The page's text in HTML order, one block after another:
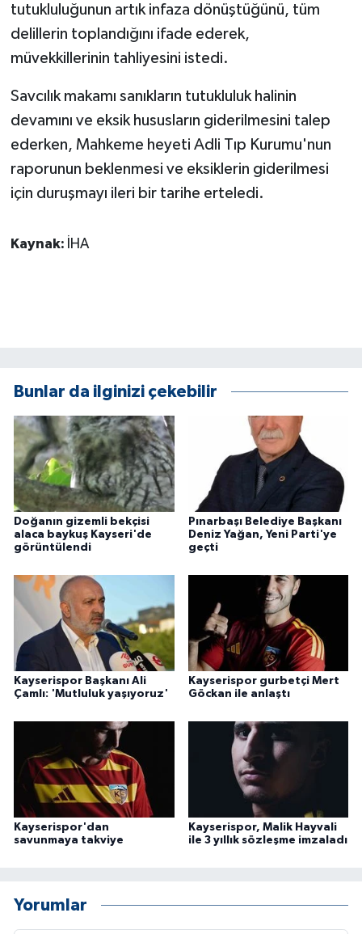
tutukluluğunun artık infaza dönüştüğünü, tüm
delillerin toplandığını ifade ederek,
müvekkillerinin tahliyesini istedi.
Savcılık makamı sanıkların tutukluluk halinin
devamını ve eksik hususların giderilmesini talep
ederken, Mahkeme heyeti Adli Tıp Kurumu'nun
raporunun beklenmesi ve eksiklerin giderilmesi
için duruşmayı ileri bir tarihe erteledi.
Kaynak: İHA
Bunlar da ilginizi çekebilir
Doğanın gizemli bekçisi
alaca baykuş Kayseri'de
görüntülendi
Pınarbaşı Belediye Başkanı
Deniz Yağan, Yeni Parti'ye
geçti
Kayserispor Başkanı Ali
Çamlı: 'Mutluluk yaşıyoruz'
Kayserispor gurbetçi Mert
Göckan ile anlaştı
Kayserispor'dan
savunmaya takviye
Kayserispor, Malik Hayvali
ile 3 yıllık sözleşme imzaladı
Yorumlar